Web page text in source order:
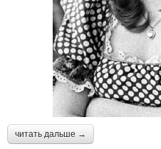
читать дальше →